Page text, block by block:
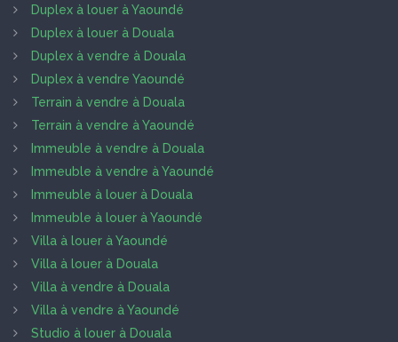
Duplex à louer à Yaoundé
Duplex à louer à Douala
Duplex à vendre à Douala
Duplex à vendre Yaoundé
Terrain à vendre à Douala
Terrain à vendre à Yaoundé
Immeuble à vendre à Douala
Immeuble à vendre à Yaoundé
Immeuble à louer à Douala
Immeuble à louer à Yaoundé
Villa à louer à Yaoundé
Villa à louer à Douala
Villa à vendre à Douala
Villa à vendre à Yaoundé
Studio à louer à Douala